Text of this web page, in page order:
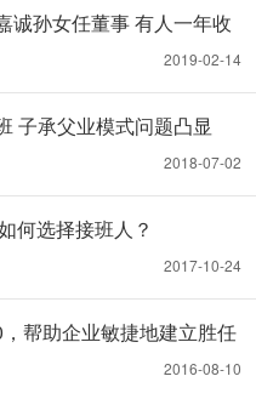
诚孙女任董事 有人一年收
2019-02-14
子承父业模式问题凸显
2018-07-02
何选择接班人？
2017-10-24
帮助企业敏捷地建立胜任
2016-08-10